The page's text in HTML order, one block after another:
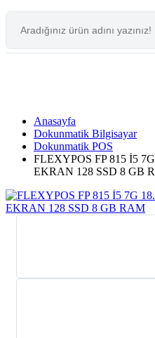
Anasayfa
Dokunmatik Bilgisayar
Dokunmatik POS
FLEXYPOS FP 815 İ5
EKRAN 128 SSD 8 GB